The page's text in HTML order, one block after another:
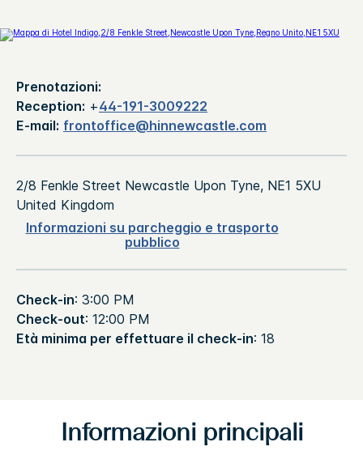
Prenotazioni:
Reception: +44-191-3009222
E-mail: frontoffice@hinnewcastle.com
2/8 Fenkle Street Newcastle Upon Tyne, NE1 5XU
United Kingdom
Informazioni su parcheggio e trasporto
pubblico
Check-in: 3:00 PM
Check-out: 12:00 PM
Età minima per effettuare il check-in: 18
Informazioni principali